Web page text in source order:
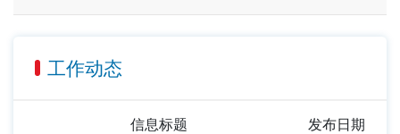
工作动态
信息标题 发布日期